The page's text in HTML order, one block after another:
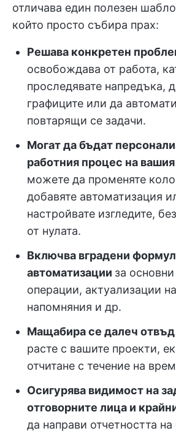
отличава един полезен
който просто събира прах:
Решава конкретен
освобождава от работа,
проследявате напредъка,
графиците или да
повтарящи се задачи.
Могат да бъдат
работния процес на
можете да променяте
добавяте автоматизация
настройвате изгледите,
от нулата.
Включва вградени
автоматизации за
операции, актуализации
напомняния и др.
Мащабира се далеч
расте с вашите проекти,
отчитане с течение на
Осигурява видимост на
отговорните лица и
да направи отчетността на